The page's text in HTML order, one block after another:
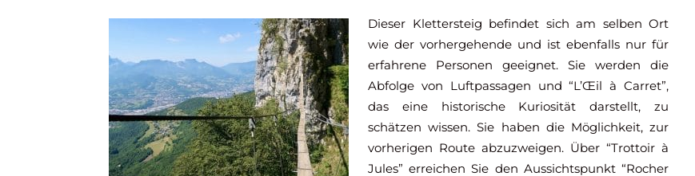
Dieser Klettersteig befindet sich am selben Ort
wie der vorhergehende und ist ebenfalls nur für
erfahrene Personen geeignet. Sie werden die
Abfolge von Luftpassagen und “L’Œil à Carret”,
das eine historische Kuriosität darstellt, zu
schätzen wissen. Sie haben die Möglichkeit, zur
vorherigen Route abzuzweigen. Über “Trottoir à
Jules” erreichen Sie den Aussichtspunkt “Rocher